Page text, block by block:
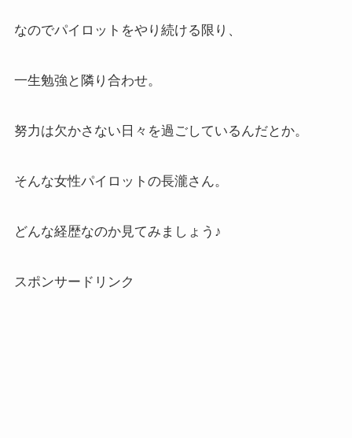
なのでパイロットをやり続ける限り、
一生勉強と隣り合わせ。
努力は欠かさない日々を過ごしているんだとか。
そんな女性パイロットの長瀧さん。
どんな経歴なのか見てみましょう♪
スポンサードリンク